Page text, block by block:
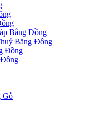
Bằng Đồng
Bằng Đồng
Đồng
Gỗ